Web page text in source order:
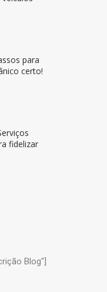
para
certo!
fidelizar
Blog"]